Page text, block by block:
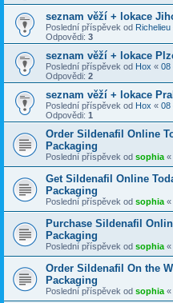
seznam věží + lokace
Poslední příspěvek od Richelieu
Odpovědi: 3
seznam věží + lokace
Poslední příspěvek od Hox « 08
Odpovědi: 2
seznam věží + lokace
Poslední příspěvek od Hox « 08
Odpovědi: 1
Order Sildenafil Online
Packaging
Poslední příspěvek od sophia «
Get Sildenafil Online
Packaging
Poslední příspěvek od sophia «
Purchase Sildenafil
Packaging
Poslední příspěvek od sophia «
Order Sildenafil On the
Packaging
Poslední příspěvek od sophia «